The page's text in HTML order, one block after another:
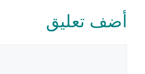
أضف تعليق